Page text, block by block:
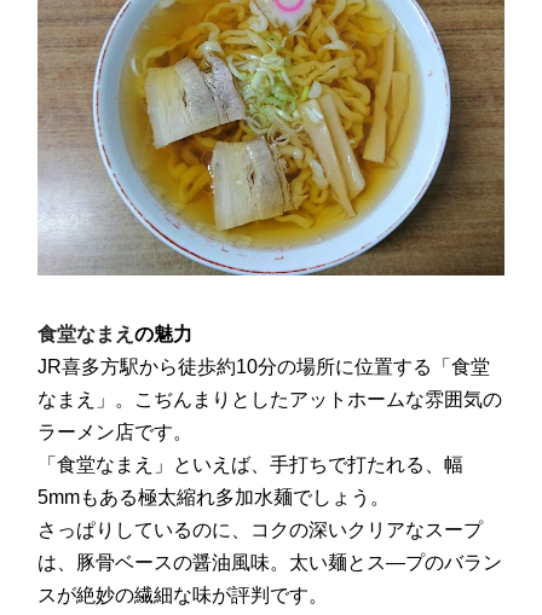
食堂なまえ の魅力
JR喜多方駅から徒歩約10分の場所に位置する「食堂
なまえ」。こぢんまりとしたアットホームな雰囲気の
ラーメン店です。
「食堂なまえ」といえば、手打ちで打たれる、幅
5mmもある極太縮れ多加水麺でしょう。
さっぱりしているのに、コクの深いクリアなスープ
は、豚骨ベースの醤油風味。太い麺とス―プのバラン
スが絶妙の繊細な味が評判です。